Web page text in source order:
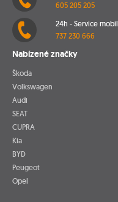
605 205 205
24h - Service mobil
737 230 666
Nabízené značky
Škoda
Volkswagen
Audi
SEAT
CUPRA
Kia
BYD
Peugeot
Opel